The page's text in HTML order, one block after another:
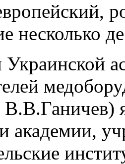
несколько
академии,